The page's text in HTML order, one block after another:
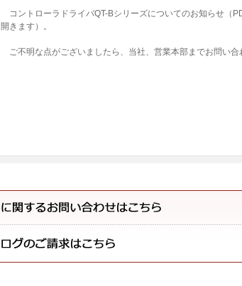
コントローラドライバQT-Bシリーズについてのお知らせ（
開きます）。
ご不明な点がございましたら、当社、営業本部までお問い合